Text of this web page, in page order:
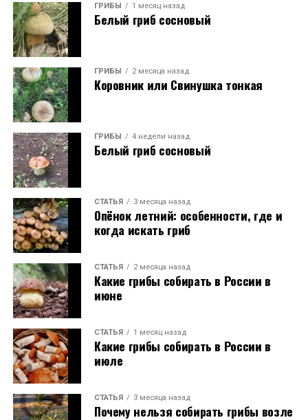
ГРИБЫ 1 месяц назад
Белый гриб сосновый
ГРИБЫ 2 месяца назад
Коровник или Свинушка тонкая
ГРИБЫ 4 недели назад
Белый гриб сосновый
СТАТЬЯ 3 месяца назад
Опёнок летний: особенности, где и
когда искать гриб
СТАТЬЯ 2 месяца назад
Какие грибы собирать в России в
июне
СТАТЬЯ 1 месяц назад
Какие грибы собирать в России в
июле
СТАТЬЯ 3 месяца назад
Почему нельзя собирать грибы возле